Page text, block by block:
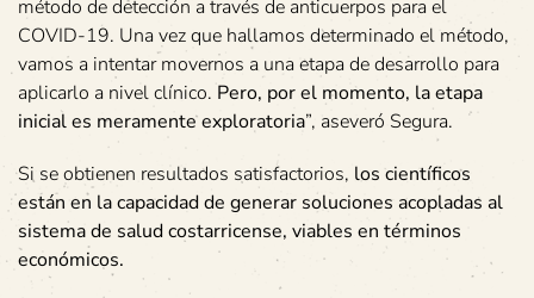
método de detección a través de anticuerpos para el
COVID-19. Una vez que hallamos determinado el método,
vamos a intentar movernos a una etapa de desarrollo para
aplicarlo a nivel clínico. Pero, por el momento, la etapa
inicial es meramente exploratoria”, aseveró Segura.
Si se obtienen resultados satisfactorios, los científicos
están en la capacidad de generar soluciones acopladas al
sistema de salud costarricense, viables en términos
económicos.